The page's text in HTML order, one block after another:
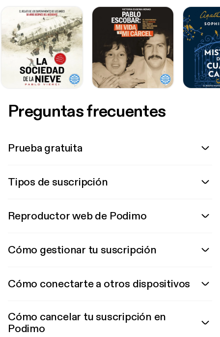
Preguntas frecuentes
Prueba gratuita
Tipos de suscripción
Reproductor web de Podimo
Cómo gestionar tu suscripción
Cómo conectarte a otros dispositivos
Cómo cancelar tu suscripción en
Podimo